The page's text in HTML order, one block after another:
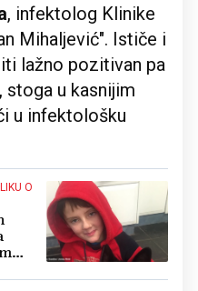
, infektolog Klinike
Mihaljević". Ističe i
lažno pozitivan pa
u kasnijim
u infektološku
O